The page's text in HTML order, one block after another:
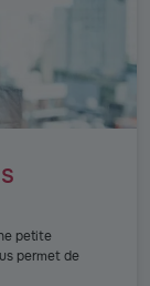
petite
permet de